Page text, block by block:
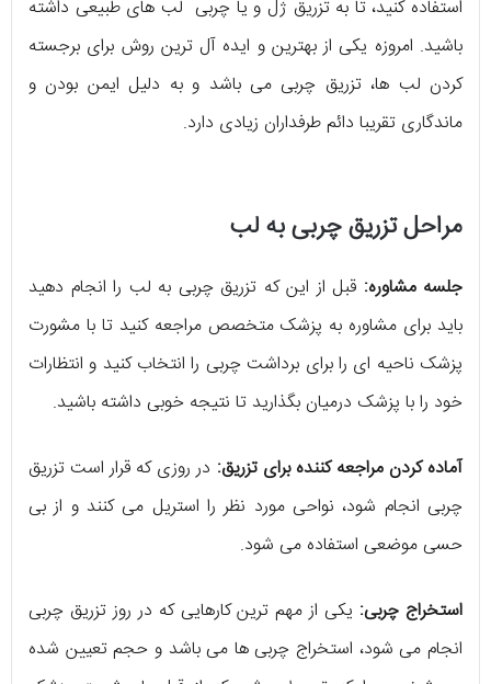
استفاده کنید، تا به تزریق ژل و یا چربی لب های طبیعی داشته
باشید. امروزه یکی از بهترین و ایده آل ترین روش برای برجسته
کردن لب ها، تزریق چربی می باشد و به دلیل ایمن بودن و
ماندگاری تقریبا دائم طرفداران زیادی دارد.
مراحل تزریق چربی به لب
جلسه مشاوره: قبل از این که تزریق چربی به لب را انجام دهید
باید برای مشاوره به پزشک متخصص مراجعه کنید تا با مشورت
پزشک ناحیه ای را برای برداشت چربی را انتخاب کنید و انتظارات
خود را با پزشک درمیان بگذارید تا نتیجه خوبی داشته باشید.
آماده کردن مراجعه کننده برای تزریق: در روزی که قرار است تزریق
چربی انجام شود، نواحی مورد نظر را استریل می کنند و از بی
حسی موضعی استفاده می شود.
استخراج چربی: یکی از مهم ترین کارهایی که در روز تزریق چربی
انجام می شود، استخراج چربی ها می باشد و حجم تعیین شده